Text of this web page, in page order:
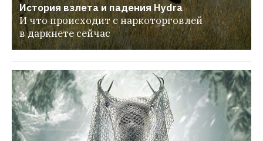
История взлета и падения Hydra
И что происходит с наркоторговлей
в даркнете сейчас